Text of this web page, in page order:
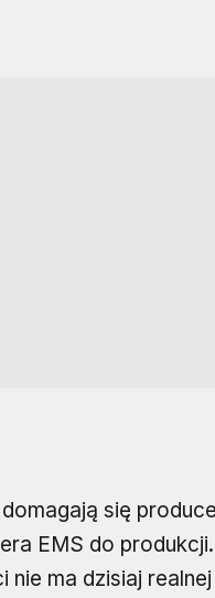
domagają się
EMS do
nie ma dzisiaj realnej